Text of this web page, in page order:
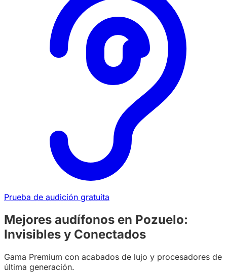
Prueba de audición gratuita
Mejores audífonos en Pozuelo:
Invisibles y Conectados
Gama Premium con acabados de lujo y procesadores de
última generación.